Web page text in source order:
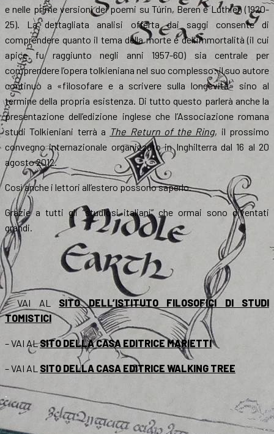
e nelle prime versioni dei poemi su Túrin, Beren e Lúthien (1920-
25). La dettagliata analisi offerta dai saggi consente di
comprendere quanto il tema della morte e dell’immortalità (il cui
apice fu raggiunto negli anni 1957-60) sia centrale per
comprendere l’opera tolkieniana nel suo complesso: il suo autore
continuò a «filosofare e a scrivere sulla longevità» sino al
termine della propria esistenza. Di tutto questo parlerà anche la
presentazione dell’edizione inglese che l’Associazione romana
studi Tolkieniani terrà a The Return of the Ring, il prossimo
convegno internazionale organizzato in Inghilterra dal 16 al 20
agosto 2012.
Così anche i lettori all’estero possono saperlo.
Grazie a tutti gli “studiosi italiani” che ormai sono diventati
grandi.
– VAI AL SITO DELL’ISTITUTO FILOSOFICI DI STUDI
TOMISTICI
– VAI ALSITO DELLA CASA EDITRICE MARIETTI
– VAI AL SITO DELLA CASA EDITRICE WALKING TREE
.